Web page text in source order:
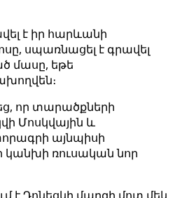
է իր հարևանի
սպառնացել է գրավել
մասը, եթե
որ տարածքների
Մոսկվային և
այնպիսի
կանխի ռուսական նոր